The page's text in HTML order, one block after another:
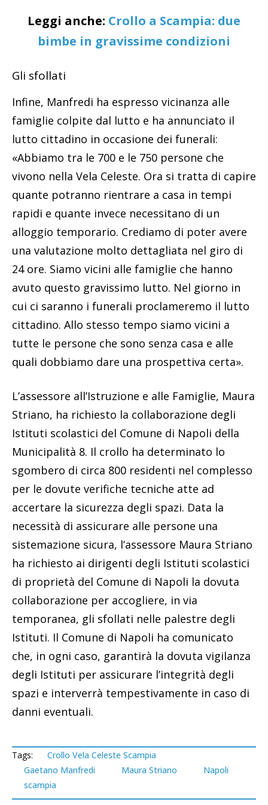
Leggi anche: Crollo a Scampia: due
bimbe in gravissime condizioni
Gli sfollati
Infine, Manfredi ha espresso vicinanza alle
famiglie colpite dal lutto e ha annunciato il
lutto cittadino in occasione dei funerali:
«Abbiamo tra le 700 e le 750 persone che
vivono nella Vela Celeste. Ora si tratta di capire
quante potranno rientrare a casa in tempi
rapidi e quante invece necessitano di un
alloggio temporario. Crediamo di poter avere
una valutazione molto dettagliata nel giro di
24 ore. Siamo vicini alle famiglie che hanno
avuto questo gravissimo lutto. Nel giorno in
cui ci saranno i funerali proclameremo il lutto
cittadino. Allo stesso tempo siamo vicini a
tutte le persone che sono senza casa e alle
quali dobbiamo dare una prospettiva certa».
L’assessore all’Istruzione e alle Famiglie, Maura
Striano, ha richiesto la collaborazione degli
Istituti scolastici del Comune di Napoli della
Municipalità 8. Il crollo ha determinato lo
sgombero di circa 800 residenti nel complesso
per le dovute verifiche tecniche atte ad
accertare la sicurezza degli spazi. Data la
necessità di assicurare alle persone una
sistemazione sicura, l’assessore Maura Striano
ha richiesto ai dirigenti degli Istituti scolastici
di proprietà del Comune di Napoli la dovuta
collaborazione per accogliere, in via
temporanea, gli sfollati nelle palestre degli
Istituti. Il Comune di Napoli ha comunicato
che, in ogni caso, garantirà la dovuta vigilanza
degli Istituti per assicurare l’integrità degli
spazi e interverrà tempestivamente in caso di
danni eventuali.
Tags:
Crollo Vela Celeste Scampia
Gaetano Manfredi
Maura Striano
Napoli
scampia